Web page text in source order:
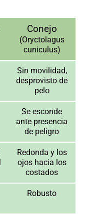
Conejo
(Oryctolagus
cuniculus)
Sin movilidad,
desprovisto de
pelo
Se esconde
ante presencia
de peligro
Redonda y los
ojos hacia los
costados
Robusto